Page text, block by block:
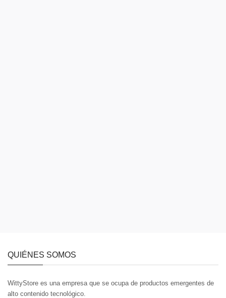
QUIÉNES SOMOS
WittyStore es una empresa que se ocupa de productos emergentes de
alto contenido tecnológico.